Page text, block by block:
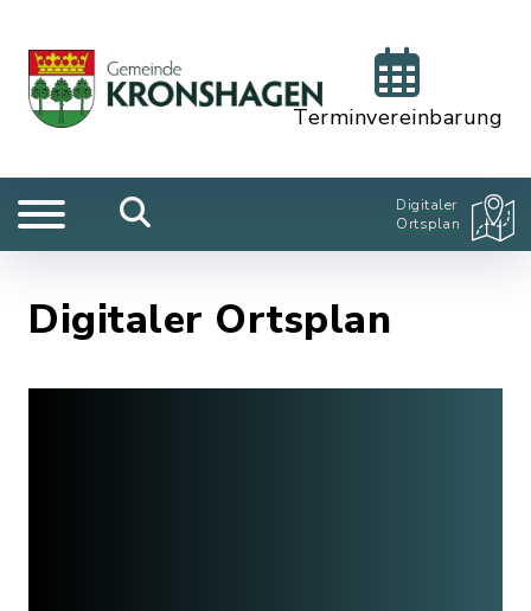
Terminvereinbarung
Digitaler
Ortsplan
Digitaler Ortsplan